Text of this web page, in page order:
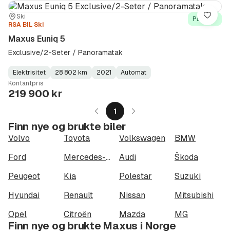
Sted:
Ski
Forhandler:
RSA BIL Ski
På lager
Maxus Euniq 5
Exclusive/2-Seter / Panoramatak
Fuel
Type:
Elektrisitet
Kilometerstand:
28 802 km
Model
Year:
2021
Gearbox
Type:
Automat
Kontantpris
219 900 kr
Lagre
1
Finn nye og brukte biler
Volvo Toyota Volkswagen
BMW
Ford
Mercedes-Benz Audi
Škoda
Peugeot
Kia Polestar
Suzuki
Hyundai
Renault Nissan
Mitsubishi
Opel
Citroën Mazda MG
Finn nye og brukte Maxus i Norge